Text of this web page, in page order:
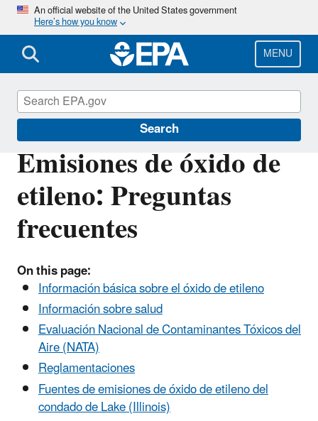
Skip
main
content
An official website of the United States government
Here’s how you know
MENU
Search
Emisiones de óxido de
etileno: Preguntas
frecuentes
On this page:
Información básica sobre el óxido de etileno
Información sobre salud
Evaluación Nacional de Contaminantes Tóxicos del
Aire (NATA)
Reglamentaciones
Fuentes de emisiones de óxido de etileno del
condado de Lake (Illinois)
EPA in Illinois